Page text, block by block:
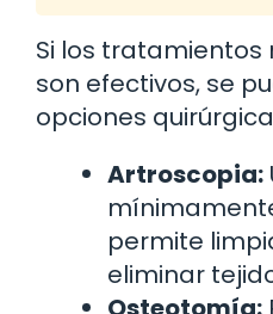
Si los tratamientos
son efectivos, se
opciones
Artroscopia:
permite
eliminar